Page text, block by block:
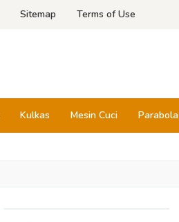
Sitemap Terms of Use
Kulkas Mesin Cuci Parabola